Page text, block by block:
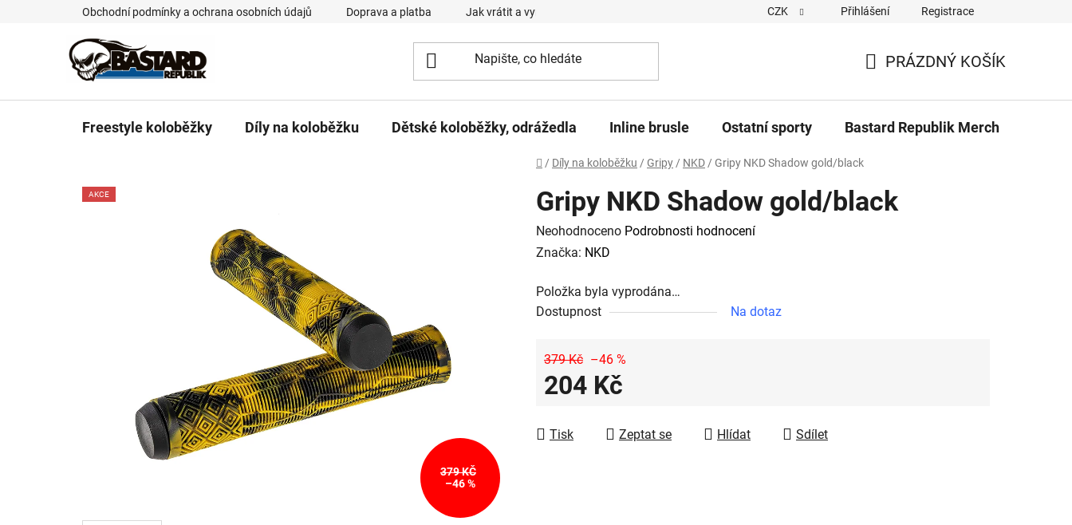
Obchodní podmínky a ochrana osobních údajů Doprava a platba Jak vrátit a vyměnit zboží Cookies Kontakty Napiště nám
CZK Přihlášení Registrace
KOŠÍK
PRÁZDNÝ KOŠÍK
Freestyle koloběžky Díly na koloběžku Dětské koloběžky, odrážedla Inline brusle Ostatní sporty Bastard Republik Merch
Domů
/ Díly na koloběžku / Gripy / NKD / Gripy NKD Shadow gold/black
Gripy NKD Shadow gold/black
Průměrné
hodnocení
je
0,0
hvězdiček.
Neohodnoceno Podrobnosti hodnocení
Značka: NKD
Položka byla vyprodána…
Dostupnost
Na dotaz
379 Kč –46 %
204 Kč
Tisk
Zeptat se Hlídat Sdílet
AKCE
379 KČ
–46 %